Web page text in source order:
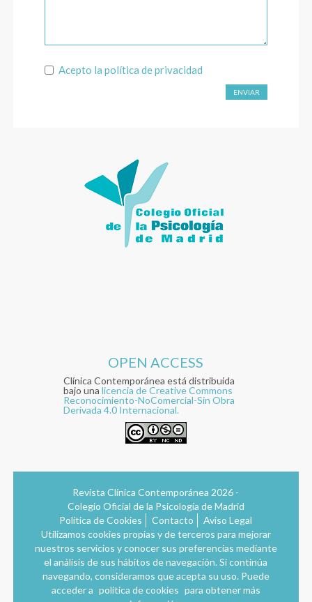
OPEN ACCESS
Clínica Contemporánea está distribuida
bajo unalicencia de Creative Commons
Reconocimiento-NoComercial-Sin Obra
Derivada 4.0 Internacional.
Revista Clínica Contemporánea 2026 -
Colegio Oficial de la Psicología de Madrid
Política de Cookies
Contacto
Aviso Legal
Utilizamos cookies propias y de terceros para mejorar
nuestros servicios y conocer sus preferencias mediante
el análisis de sus hábitos de navegación. Si continúa
navegando, consideramos que acepta su uso. Puede